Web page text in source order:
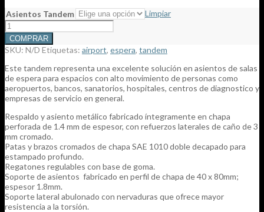
hasta
$509.647
Asientos Tandem
Limpiar
Tandem
Airport
cantidad
COMPRAR
SKU: N/D Etiquetas: airport, espera, tandem
Este tandem representa una excelente solución en asientos de salas
de espera para espacios con alto movimiento de personas como
aeropuertos, bancos, sanatorios, hospitales, centros de diagnostico y
empresas de servicio en general.
Respaldo y asiento metálico fabricado íntegramente en chapa
perforada de 1.4 mm de espesor, con refuerzos laterales de caño de 3
mm cromado.
Patas y brazos cromados de chapa SAE 1010 doble decapado para
estampado profundo.
Regatones regulables con base de goma.
Soporte de asientos fabricado en perfil de chapa de 40 x 80mm;
espesor 1.8mm.
Soporte lateral abulonado con nervaduras que ofrece mayor
resistencia a la torsión.